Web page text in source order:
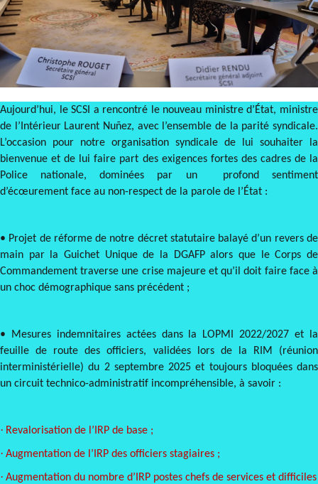
Aujourd’hui, le SCSI a rencontré le nouveau ministre d’État, ministre
de l’Intérieur Laurent Nuñez, avec l’ensemble de la parité syndicale.
L’occasion pour notre organisation syndicale de lui souhaiter la
bienvenue et de lui faire part des exigences fortes des cadres de la
Police nationale, dominées par un profond sentiment
d’écœurement face au non-respect de la parole de l’État :
• Projet de réforme de notre décret statutaire balayé d’un revers de
main par la Guichet Unique de la DGAFP alors que le Corps de
Commandement traverse une crise majeure et qu’il doit faire face à
un choc démographique sans précédent ;
• Mesures indemnitaires actées dans la LOPMI 2022/2027 et la
feuille de route des officiers, validées lors de la RIM (réunion
interministérielle) du 2 septembre 2025 et toujours bloquées dans
un circuit technico-administratif incompréhensible, à savoir :
· Revalorisation de l’IRP de base ;
· Augmentation de l’IRP des officiers stagiaires ;
· Augmentation du nombre d’IRP postes chefs de services et difficiles